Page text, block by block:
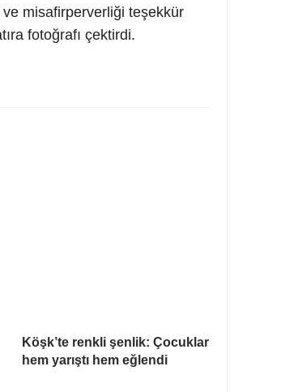
misafirperverliği teşekkür
fotoğrafı çektirdi.
Köşk’te renkli şenlik: Çocuklar
hem yarıştı hem eğlendi